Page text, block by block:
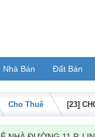
Nhà Bán Đất Bán
Cho Thuê [23]